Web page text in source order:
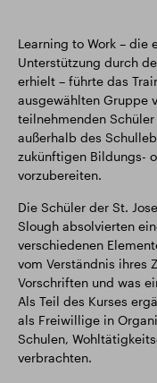
Learning to Work –
Unterstützung durch
erhielt – führte das
ausgewählten Gruppe
teilnehmenden
außerhalb des
zukünftigen Bildungs-
vorzubereiten.
Die Schüler der St.
Slough absolvierten
verschiedenen
vom Verständnis ihres
Vorschriften und was
Als Teil des Kurses
als Freiwillige in
Schulen,
verbrachten.